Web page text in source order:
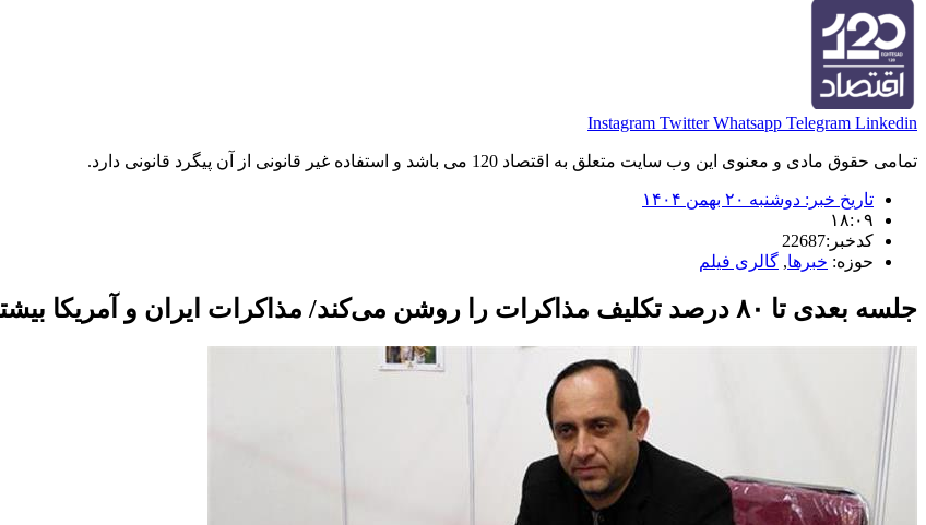
Instagram Twitter Whatsapp Telegram Linkedin
تمامی حقوق مادی و معنوی این وب سایت متعلق به اقتصاد 120 می باشد و استفاده غیر قانونی از آن پیگرد قانونی دارد.
تاریخ خبر: دوشنبه ۲۰ بهمن ۱۴۰۴
۱۸:۰۹
کدخبر:22687
حوزه: خبرها, گالری فیلم
جلسه بعدی تا ۸۰ درصد تکلیف مذاکرات را روشن می‌کند/ مذاکرات ایران و آمریکا بیشتر از سه جلسه به طول نمی‌انجامد